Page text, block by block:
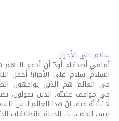
سلام على الأحرار
أمامي أصدقاء أودّ أن أدفع إليهم
السلام. سلام على الأحرار! أجمل
في العالم هم الذين يواجهون
في مواقف علنيّة، الذين يقولون،
لا تأتأة فيه، إنّ هذا العالم ليس
ليس للموت، بل للحياة وانطلاقات